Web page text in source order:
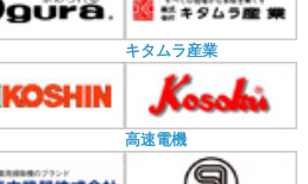
キタムラ産業
高速電機